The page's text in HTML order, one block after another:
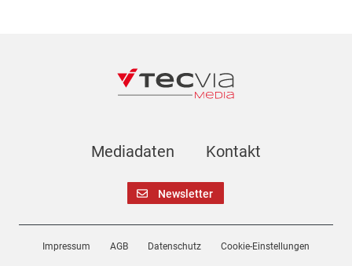
Mediadaten Kontakt
Newsletter
Impressum AGB Datenschutz Cookie-Einstellungen